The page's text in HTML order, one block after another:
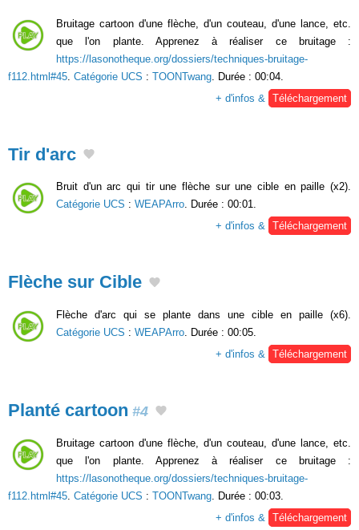
Bruitage cartoon d'une flèche, d'un couteau, d'une lance, etc.
que l'on plante. Apprenez à réaliser ce bruitage :
https://lasonotheque.org/dossiers/techniques-bruitage-
f112.html#45 Catégorie UCS : TOONTwang . Durée : 00:04.
+ d'infos &
Téléchargement
Tir d'arc
Bruit d'un arc qui tir une flèche sur une cible en paille (x2).
Catégorie UCS : WEAPArro. Durée : 00:01.
+ d'infos & Téléchargement
Flèche sur Cible
Flèche d'arc qui se plante dans une cible en paille (x6).
Catégorie UCS : WEAPArro . Durée : 00:05.
+ d'infos &
Téléchargement
Planté cartoon #4
Bruitage cartoon d'une flèche, d'un couteau, d'une lance, etc.
que l'on plante. Apprenez à réaliser ce bruitage :
https://lasonotheque.org/dossiers/techniques-bruitage-
f112.html#45 Catégorie UCS : TOONTwang . Durée : 00:03.
+ d'infos &
Téléchargement